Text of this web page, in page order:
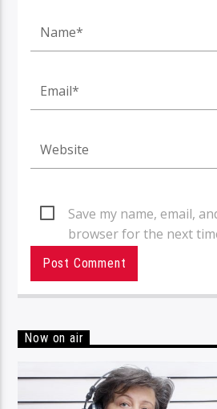
Save my name, email,
browser for the next
Now on air